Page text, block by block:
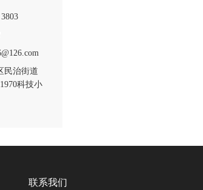
民治街道
科技小
联系我们